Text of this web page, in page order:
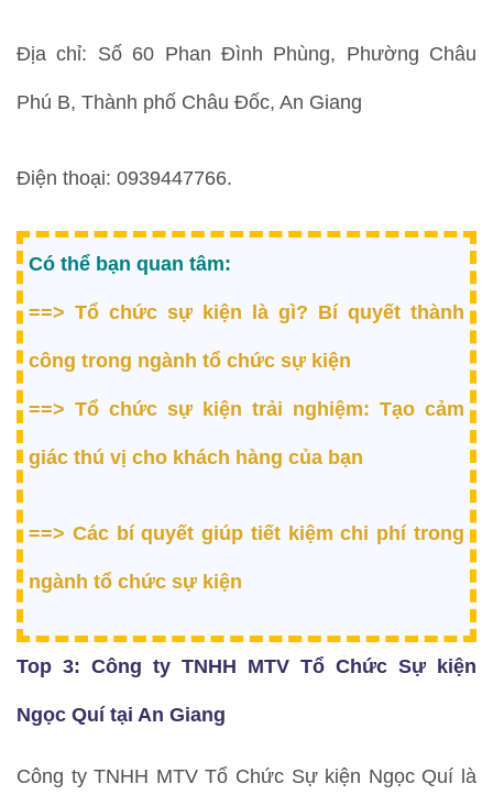
Địa chỉ: Số 60 Phan Đình Phùng, Phường Châu
Phú B, Thành phố Châu Đốc, An Giang
Điện thoại: 0939447766.
Có thể bạn quan tâm:
==>Tổ chức sự kiện là gì? Bí quyết thành
công trong ngành tổ chức sự kiện
==>Tổ chức sự kiện trải nghiệm: Tạo cảm
giác thú vị cho khách hàng của bạn
==>Các bí quyết giúp tiết kiệm chi phí trong
ngành tổ chức sự kiện
Top 3: Công ty TNHH MTV Tổ Chức Sự kiện
Ngọc Quí tại An Giang
Công ty TNHH MTV Tổ Chức Sự kiện Ngọc Quí là